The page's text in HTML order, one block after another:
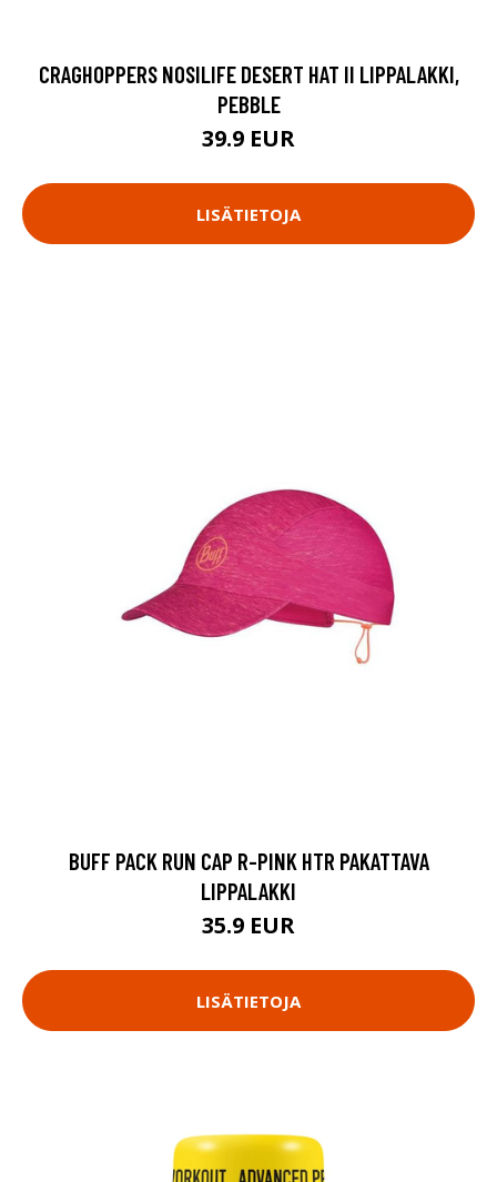
CRAGHOPPERS NOSILIFE DESERT HAT II LIPPALAKKI,
PEBBLE
39.9 EUR
LISÄTIETOJA
BUFF PACK RUN CAP R-PINK HTR PAKATTAVA
LIPPALAKKI
35.9 EUR
LISÄTIETOJA